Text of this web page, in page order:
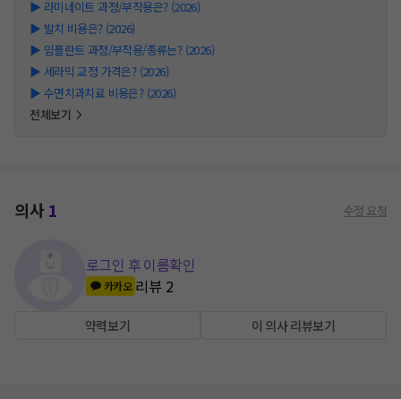
▶ 라미네이트 과정/부작용은? (2026)
▶ 발치 비용은? (2026)
▶ 임플란트 과정/부작용/종류는? (2026)
▶ 세라믹 교정 가격은? (2026)
▶ 수면치과치료 비용은? (2026)
전체보기
의사1 수정 요청
로그인 후 이름확인
카카오 리뷰 2
약력보기 이 의사 리뷰보기